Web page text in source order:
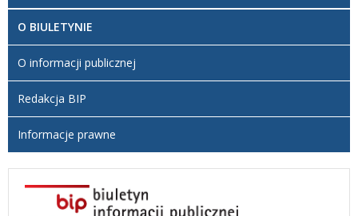
O BIULETYNIE
O informacji publicznej
Redakcja BIP
Informacje prawne